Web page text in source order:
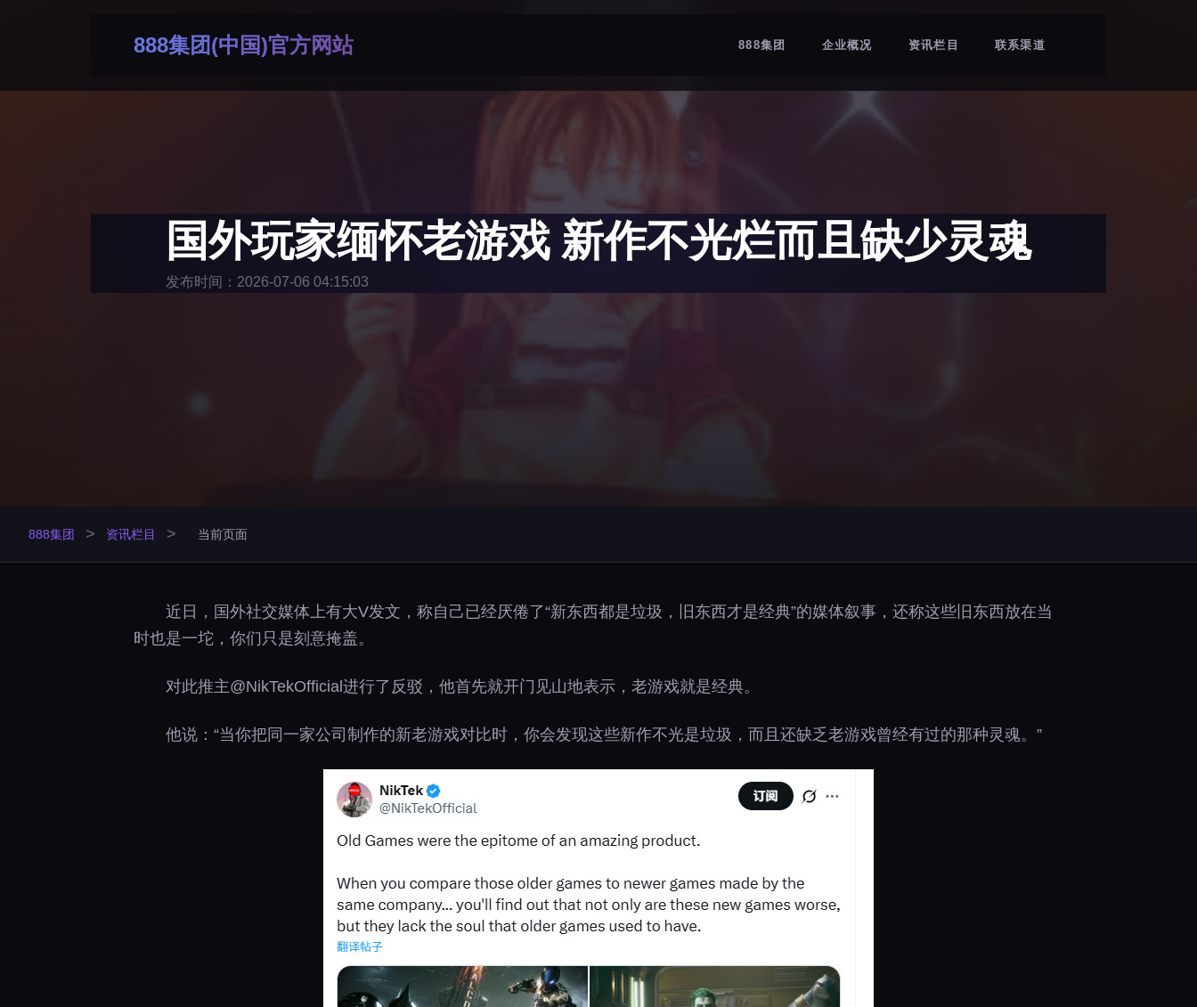
888集团(中国)官方网站 888集团 企业概况 资讯栏目 联系渠道
国外玩家缅怀老游戏 新作不光烂而且缺少灵魂
发布时间：2026-07-06 04:15:03
888集团 > 资讯栏目 > 当前页面
近日，国外社交媒体上有大V发文，称自己已经厌倦了“新东西都是垃圾，旧东西才是经典”的媒体叙事，还称这些旧东西放在当
时也是一坨，你们只是刻意掩盖。
对此推主@NikTekOfficial进行了反驳，他首先就开门见山地表示，老游戏就是经典。
他说：“当你把同一家公司制作的新老游戏对比时，你会发现这些新作不光是垃圾，而且还缺乏老游戏曾经有过的那种灵魂。”